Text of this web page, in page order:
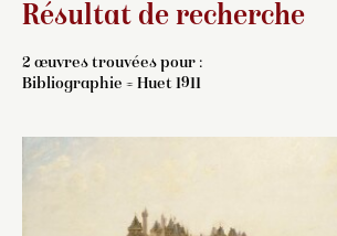
Résultat de recherche
2 œuvres trouvées pour :
Bibliographie = Huet 1911